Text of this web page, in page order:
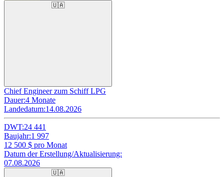
🇺🇦
Chief Engineer zum Schiff LPG
Dauer:4 Monate
Landedatum:14.08.2026
DWT:24 441
Baujahr:1 997
12 500 $ pro Monat
Datum der Erstellung/Aktualisierung:
07.08.2026
🇺🇦